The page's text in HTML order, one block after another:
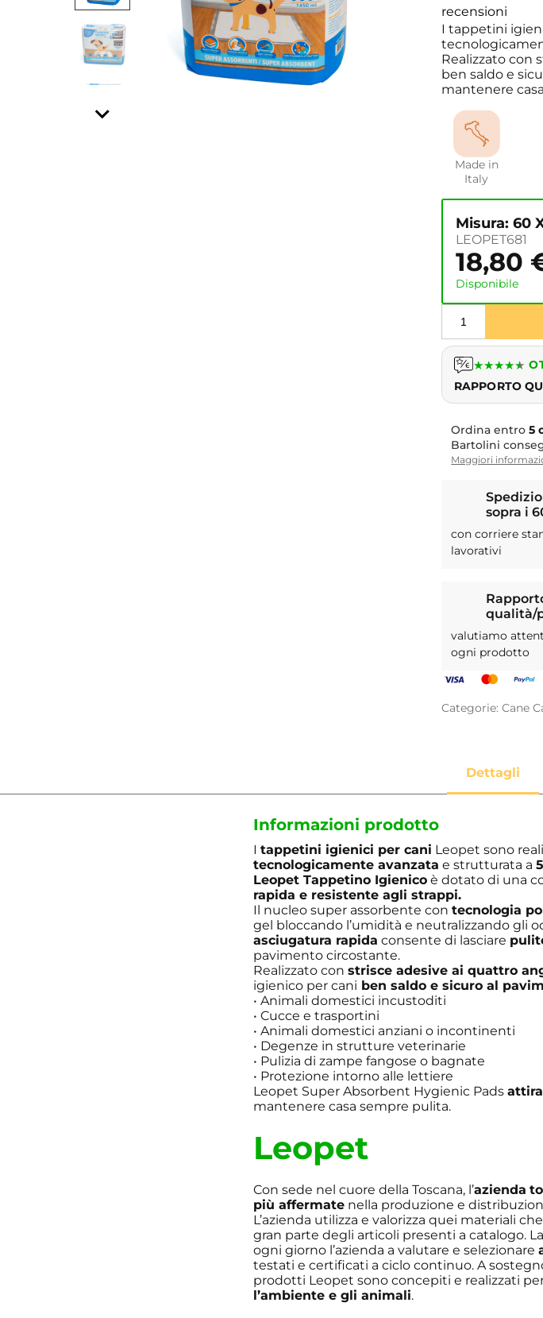
recensioni
I tappetini
Realizzato con
ben saldo e
mantenere
Made in
Italy
Misura: 60
LEOPET681
18,80
Disponibile
★★★★★
RAPPORTO
Ordina entro5
Bartolini
Maggiori
sopra i
con corriere
lavorativi
qualità/
valutiamo
ogni prodotto
Categorie:Cane
Informazioni prodotto
Itappetini igienici per cani Leopet sono
tecnologicamente avanzata e strutturata a
Leopet Tappetino Igienico è dotato di una
rapida e resistente agli strappi.
Il nucleo super assorbente contecnologia
gel bloccando l’umidità e neutralizzando gli
asciugatura rapida consente di lasciare
pavimento circostante.
Realizzato constrisce adesive ai quattro
igienico per cani ben saldo e sicuro al
• Animali domestici incustoditi
• Cucce e trasportini
• Animali domestici anziani o incontinenti
• Degenze in strutture veterinarie
• Pulizia di zampe fangose o bagnate
• Protezione intorno alle lettiere
Leopet Super Absorbent Hygienic Pads
mantenere casa sempre pulita.
Leopet
Con sede nel cuore della Toscana, l’azienda
più affermate nella produzione e
L’azienda utilizza e valorizza quei materiali
gran parte degli articoli presenti a catalogo.
ogni giorno l’azienda a valutare e selezionare
testati e certificati a ciclo continuo. A
prodotti Leopet sono concepiti e realizzati
l’ambiente e gli animali.